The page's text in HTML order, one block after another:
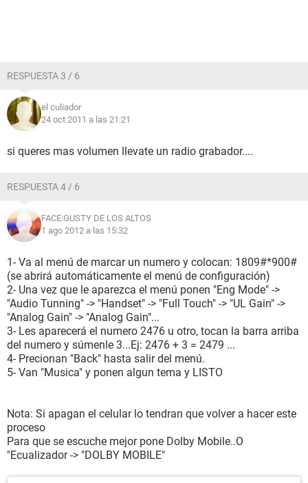
RESPUESTA 3 / 6
el culiador
24 oct 2011 a las 21:21
si queres mas volumen llevate un radio grabador....
RESPUESTA 4 / 6
FACE:GUSTY DE LOS ALTOS
1 ago 2012 a las 15:32
1- Va al menú de marcar un numero y colocan: 1809#*900#
(se abrirá automáticamente el menú de configuración)
2- Una vez que le aparezca el menú ponen "Eng Mode" ->
"Audio Tunning" -> "Handset" -> "Full Touch" -> "UL Gain" ->
"Analog Gain" -> "Analog Gain"...
3- Les aparecerá el numero 2476 u otro, tocan la barra arriba
del numero y súmenle 3...Ej: 2476 + 3 = 2479 ...
4- Precionan "Back" hasta salir del menú.
5- Van "Musica" y ponen algun tema y LISTO
Nota: Si apagan el celular lo tendran que volver a hacer este
proceso
Para que se escuche mejor pone Dolby Mobile..O
"Ecualizador -> "DOLBY MOBILE"